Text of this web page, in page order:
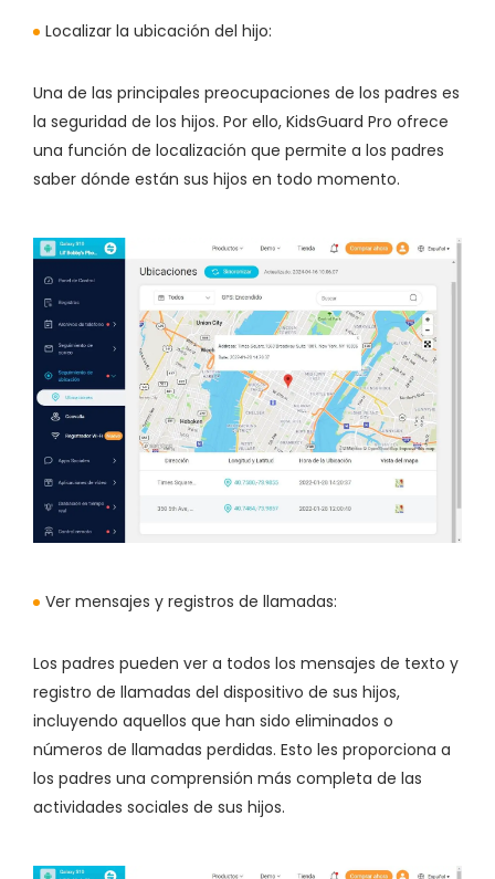
Localizar la ubicación del hijo:
Una de las principales preocupaciones de los padres es
la seguridad de los hijos. Por ello, KidsGuard Pro ofrece
una función de localización que permite a los padres
saber dónde están sus hijos en todo momento.
Ver mensajes y registros de llamadas:
Los padres pueden ver a todos los mensajes de texto y
registro de llamadas del dispositivo de sus hijos,
incluyendo aquellos que han sido eliminados o
números de llamadas perdidas. Esto les proporciona a
los padres una comprensión más completa de las
actividades sociales de sus hijos.